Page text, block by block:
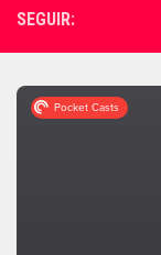
SEGUIR: